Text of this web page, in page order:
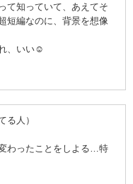
て知っていて、あえてそ
短編なのに、背景を想像
、いい☺️
る人）
わったことをしよる…特